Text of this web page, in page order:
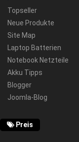
Topseller
Neue Produkte
Site Map
Laptop Batterien
Notebook Netzteile
Akku Tipps
Blogger
Joomla-Blog
Preis